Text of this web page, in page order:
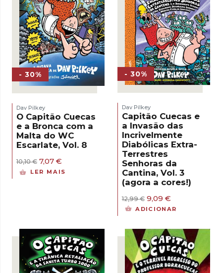
- 30%
Dav Pilkey
O Capitão Cuecas
e a Bronca com a
Malta do WC
Escarlate, Vol. 8
10,10€ O
preço
7,07 €
preço
LER MAIS
- 30%
Dav Pilkey
Capitão Cuecas e
a Invasão das
Incrivelmente
Diabólicas Extra-
Terrestres
Senhoras da
Cantina, Vol. 3
(agora a cores!)
12,99€ O
preço
12,99 €.
9,09 €O
preço
9,09 €.
ADICIONAR